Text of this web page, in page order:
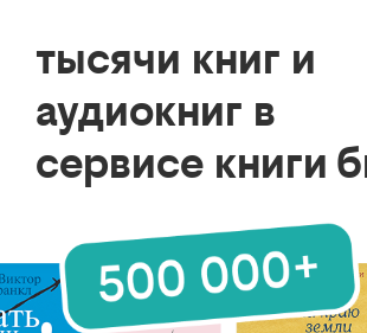
тысячи книг и
аудиокниг в
сервисе книги